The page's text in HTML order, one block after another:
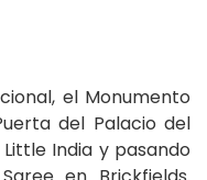
el Monumento
del Palacio del
Little India y pasando